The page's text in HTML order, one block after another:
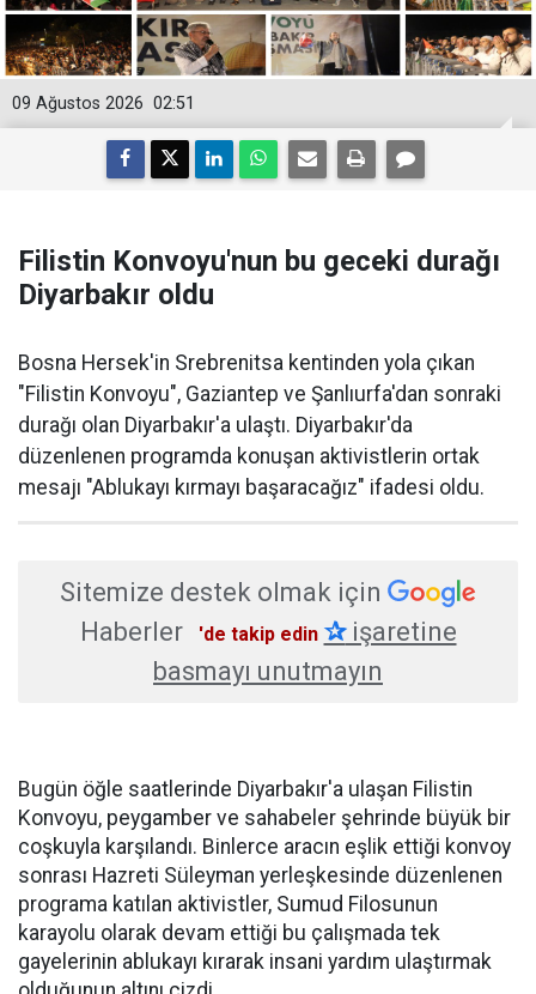
02:51
09 Ağustos 2026
Filistin Konvoyu'nun bu geceki durağı
Diyarbakır oldu
Bosna Hersek'in Srebrenitsa kentinden yola çıkan
"Filistin Konvoyu", Gaziantep ve Şanlıurfa'dan sonraki
durağı olan Diyarbakır'a ulaştı. Diyarbakır'da
düzenlenen programda konuşan aktivistlerin ortak
mesajı "Ablukayı kırmayı başaracağız" ifadesi oldu.
Sitemize destek olmak için
Haberler
'de takip edin ✰işaretine
basmayı unutmayın
Bugün öğle saatlerinde Diyarbakır'a ulaşan Filistin
Konvoyu, peygamber ve sahabeler şehrinde büyük bir
coşkuyla karşılandı. Binlerce aracın eşlik ettiği konvoy
sonrası Hazreti Süleyman yerleşkesinde düzenlenen
programa katılan aktivistler, Sumud Filosunun
karayolu olarak devam ettiği bu çalışmada tek
gayelerinin ablukayı kırarak insani yardım ulaştırmak